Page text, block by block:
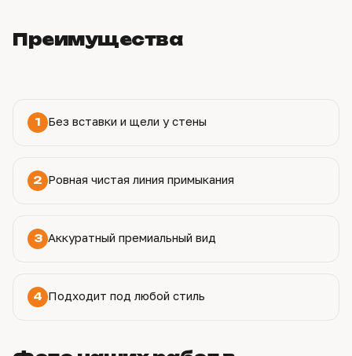
Преимущества
1 Без вставки и щели у стены
2 Ровная чистая линия примыкания
3 Аккуратный премиальный вид
4 Подходит под любой стиль